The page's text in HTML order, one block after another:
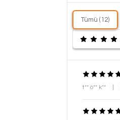
Tümü (12)
t** ö** k**